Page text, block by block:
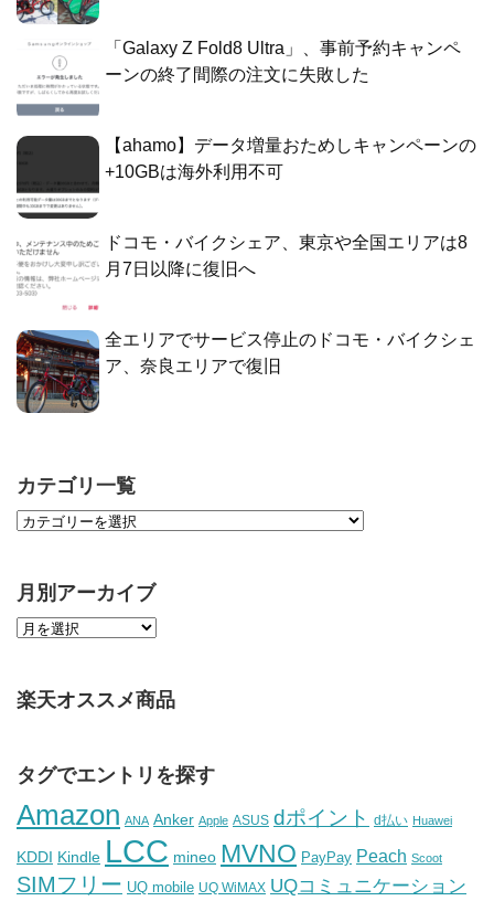
「Galaxy Z Fold8 Ultra」、事前予約キャンペ
ーンの終了間際の注文に失敗した
【ahamo】データ増量おためしキャンペーンの
+10GBは海外利用不可
ドコモ・バイクシェア、東京や全国エリアは8
月7日以降に復旧へ
全エリアでサービス停止のドコモ・バイクシェ
ア、奈良エリアで復旧
カテゴリ一覧
月別アーカイブ
楽天オススメ商品
タグでエントリを探す
Amazon ANA Anker Apple ASUS dポイント d払い Huawei
KDDI Kindle LCC mineo MVNO PayPay Peach Scoot
SIMフリー UQ mobile UQ WiMAX UQコミュニケーション